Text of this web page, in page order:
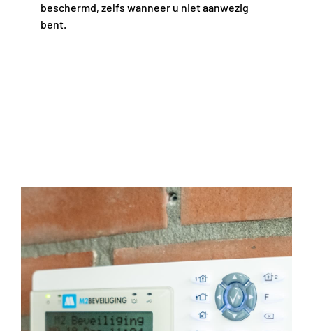
beschermd, zelfs wanneer u niet aanwezig
bent.